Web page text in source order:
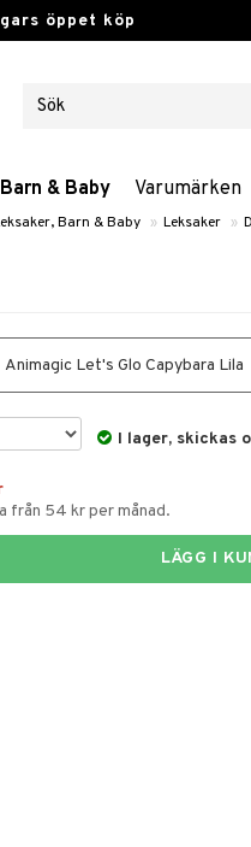
öppet köp
& Baby Varumärken
Barn & Baby » Leksaker »
Animagic Let's Glo Capybara Lila
I lager, skickas
från 54 kr per månad.
LÄGG I